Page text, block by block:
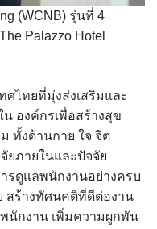
(WCNB) รุ่นที่ 4
Palazzo Hotel
ศไทยที่มุ่งส่งเสริมและ
องค์กรเพื่อสร้างสุข
ทั้งด้านกาย ใจ จิต
ยภายในและปัจจัย
รดูแลพนักงานอย่างครบ
สร้างทัศนคติที่ดีต่องาน
นักงาน เพิ่มความผูกพัน